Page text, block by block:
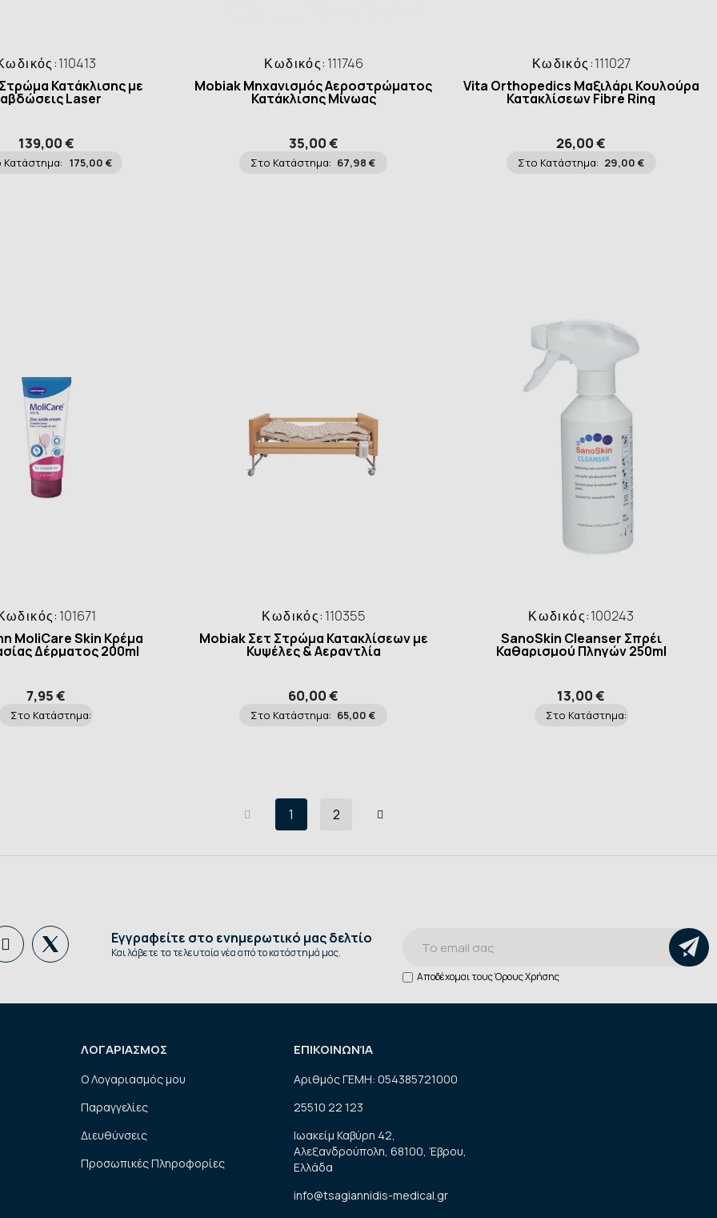
110413
Κατάκλισης με
Laser
139,00 €
Κατάστημα: 175,00 €
Κωδικός: 111746
Mobiak Μηχανισμός Αεροστρώματος
Κατάκλισης Μίνωας
35,00 €
Στο Κατάστημα: 67,98 €
Κωδικός:111027
Vita Orthopedics Μαξιλάρι Κουλούρα
Κατακλίσεων Fibre Ring
26,00 €
Στο Κατάστημα: 29,00 €
101671
MoliCare Skin Κρέμα
Δέρματος 200ml
7,95 €
Στο Κατάστημα:
Κωδικός: 110355
Mobiak Σετ Στρώμα Κατακλίσεων με
Κυψέλες & Αεραντλία
60,00 €
Στο Κατάστημα: 65,00 €
Κωδικός:100243
SanoSkin Cleanser Σπρέι
Καθαρισμού Πληγών 250ml
13,00 €
Στο Κατάστημα:
1 2
Εγγραφείτε στο ενημερωτικό μας δελτίο
Και λάβετε τα τελευταία νέα από το κατάστημά μας.
Αποδέχομαι τουςΌρους Χρήσης
ΛΟΓΑΡΙΑΣΜΟΣ
Ο Λογαριασμός μου
Παραγγελίες
Διευθύνσεις
Προσωπικές Πληροφορίες
ΕΠΙΚΟΙΝΩΝΊΑ
Αριθμός ΓΕΜΗ: 054385721000
25510 22 123
Ιωακείμ Καβύρη 42,
Αλεξανδρούπολη, 68100, Έβρου,
Ελλάδα
info@tsagiannidis-medical.gr